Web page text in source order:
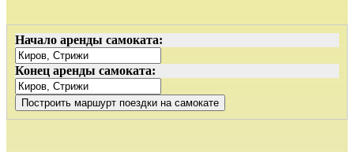
Начало аренды самоката:
Конец аренды самоката: